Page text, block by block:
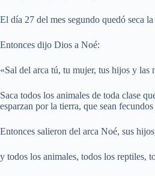
El día 27 del mes segundo quedó seca la
Entonces dijo Dios a Noé:
«Sal del arca tú, tu mujer, tus hijos y las
Saca todos los animales de toda clase
esparzan por la tierra, que sean
Entonces salieron del arca Noé, sus
y todos los animales, todos los reptiles,